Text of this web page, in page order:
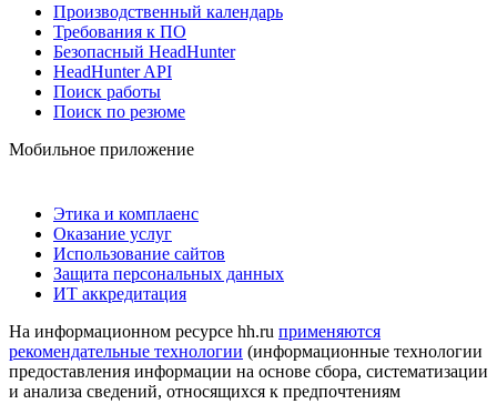
Производственный календарь
Требования к ПО
Безопасный HeadHunter
HeadHunter API
Поиск работы
Поиск по резюме
Мобильное приложение
Этика и комплаенс
Оказание услуг
Использование сайтов
Защита персональных данных
ИТ аккредитация
На информационном ресурсе hh.ru применяются
рекомендательные технологии (информационные технологии
предоставления информации на основе сбора, систематизации
и анализа сведений, относящихся к предпочтениям